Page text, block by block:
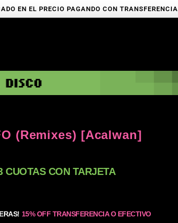
EN EL PRECIO PAGANDO CON TRANSFERENCIA
(Remixes) [Acalwan]
CUOTAS CON TARJETA
15% OFF TRANSFERENCIA O EFECTIVO